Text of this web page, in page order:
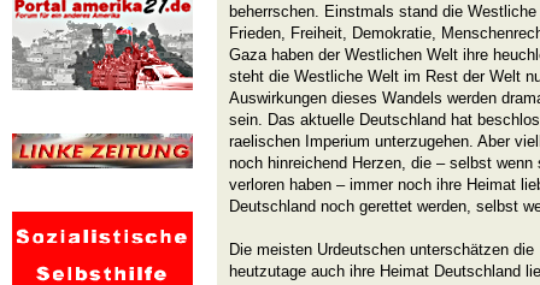
beherrschen. Einstmals stand die
Frieden, Freiheit, Demokratie,
Gaza haben der Westlichen Welt ihre
steht die Westliche Welt im Rest der Welt
Auswirkungen dieses Wandels werden
sein. Das aktuelle Deutschland hat
raelischen Imperium unterzugehen. Aber
noch hinreichend Herzen, die – selbst
verloren haben – immer noch ihre Heimat
Deutschland noch gerettet werden, selbst
Die meisten Urdeutschen unterschätzen
heutzutage auch ihre Heimat Deutschland